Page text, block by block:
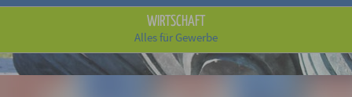
WIRTSCHAFT
Alles für Gewerbe